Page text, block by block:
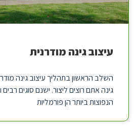
עיצוב גינה מודרנית
השלב הראשון בתהליך עיצוב גינה
גינה אתם רוצים ליצור. ישנם סוגים רבים
הנפוצות ביותר הן פורמליות